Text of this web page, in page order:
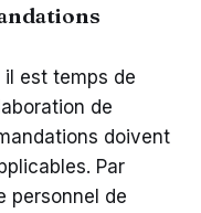
est temps de
de
doivent
Par
personnel de